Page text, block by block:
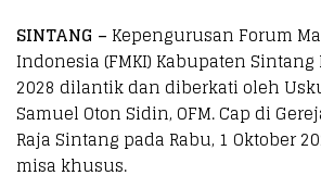
SINTANG – Kepengurusan Forum
Indonesia (FMKI) Kabupaten Sintang
2028 dilantik dan diberkati oleh
Samuel Oton Sidin, OFM. Cap di
Raja Sintang pada Rabu, 1 Oktober
misa khusus.